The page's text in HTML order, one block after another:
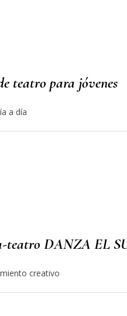
teatro para jóvenes
a día
teatro DANZA EL
creativo